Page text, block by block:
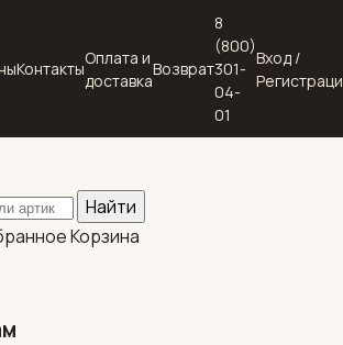
Контакты
Оплата и
доставка
Возврат
8
(800)
301-
04-
01
Вход /
Найти
Корзина